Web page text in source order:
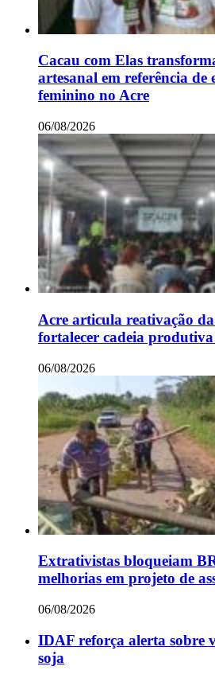
Cacau com Elas
artesanal em referência de
feminino no Acre
06/08/2026
Acre articula reativação
fortalecer cadeia
06/08/2026
Extrativistas bloqueiam
melhorias em projeto de
06/08/2026
IDAF reforça alerta sobre
soja